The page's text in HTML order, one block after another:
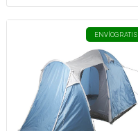
ENVÍOGRATIS